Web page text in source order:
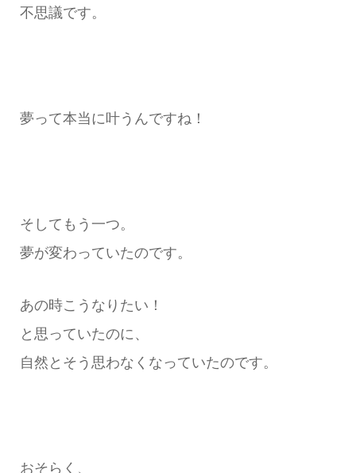
不思議です。
夢って本当に叶うんですね！
そしてもう一つ。
夢が変わっていたのです。
あの時こうなりたい！
と思っていたのに、
自然とそう思わなくなっていたのです。
おそらく、